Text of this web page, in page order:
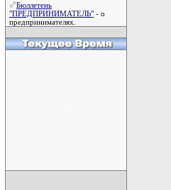
Бюллетень
"ПРЕДПРИНИМАТЕЛЬ" - о
предпринимателях.